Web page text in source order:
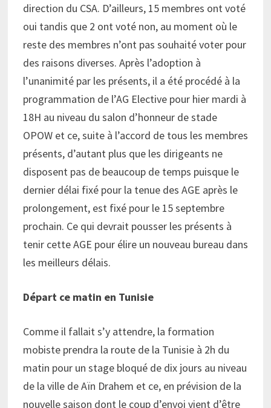
direction du CSA. D’ailleurs, 15 membres ont voté
oui tandis que 2 ont voté non, au moment où le
reste des membres n’ont pas souhaité voter pour
des raisons diverses. Après l’adoption à
l’unanimité par les présents, il a été procédé à la
programmation de l’AG Elective pour hier mardi à
18H au niveau du salon d’honneur de stade
OPOW et ce, suite à l’accord de tous les membres
présents, d’autant plus que les dirigeants ne
disposent pas de beaucoup de temps puisque le
dernier délai fixé pour la tenue des AGE après le
prolongement, est fixé pour le 15 septembre
prochain. Ce qui devrait pousser les présents à
tenir cette AGE pour élire un nouveau bureau dans
les meilleurs délais.
Départ ce matin en Tunisie
Comme il fallait s’y attendre, la formation
mobiste prendra la route de la Tunisie à 2h du
matin pour un stage bloqué de dix jours au niveau
de la ville de Aïn Drahem et ce, en prévision de la
nouvelle saison dont le coup d’envoi vient d’être